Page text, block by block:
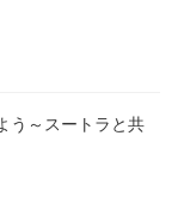
う～スートラと共